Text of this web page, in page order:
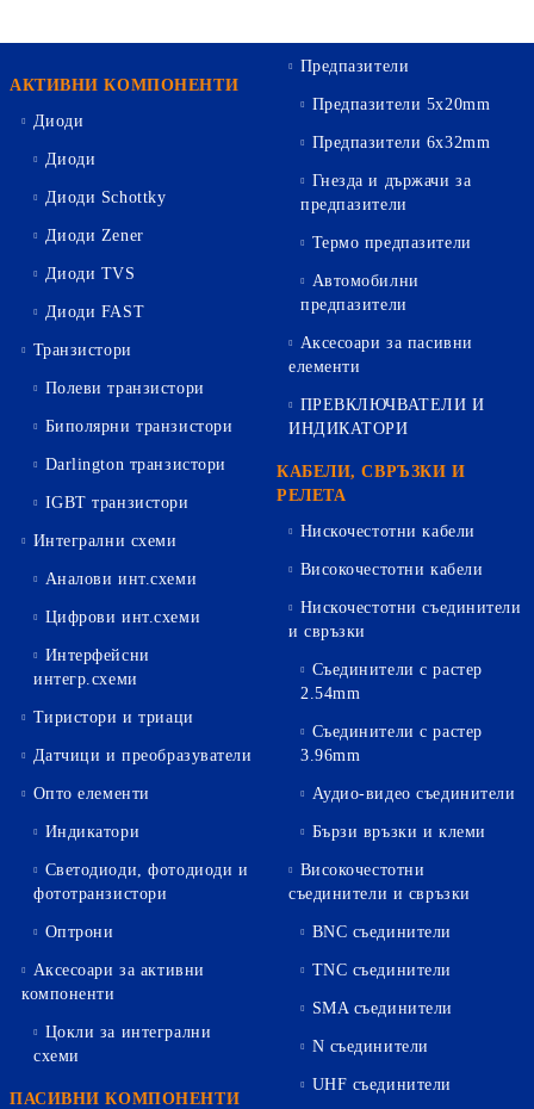
АКТИВНИ КОМПОНЕНТИ
Диоди
Диоди
Диоди Schottky
Диоди Zener
Диоди TVS
Диоди FAST
Транзистори
Полеви транзистори
Биполярни транзистори
Darlington транзистори
IGBT транзистори
Интегрални схеми
Аналови инт.схеми
Цифрови инт.схеми
Интерфейсни
интегр.схеми
Тиристори и триаци
Датчици и преобразуватели
Опто елементи
Индикатори
Светодиоди, фотодиоди и
фототранзистори
Оптрони
Аксесоари за активни
компоненти
Цокли за интегрални
схеми
ПАСИВНИ КОМПОНЕНТИ
Предпазители
Предпазители 5х20mm
Предпазители 6х32mm
Гнезда и държачи за
предпазители
Термо предпазители
Автомобилни
предпазители
Аксесоари за пасивни
елементи
ПРЕВКЛЮЧВАТЕЛИ И
ИНДИКАТОРИ
КАБЕЛИ, СВРЪЗКИ И
РЕЛЕТА
Нискочестотни кабели
Високочестотни кабели
Нискочестотни съединители
и свръзки
Съединители с растер
2.54mm
Съединители с растер
3.96mm
Аудио-видео съединители
Бързи връзки и клеми
Високочестотни
съединители и свръзки
BNC съединители
TNC съединители
SMA съединители
N съединители
UHF съединители